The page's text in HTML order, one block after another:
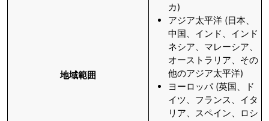
地域範囲
カ)
アジア太平洋 (日本、
中国、インド、インド
ネシア、マレーシア、
オーストラリア、その
他のアジア太平洋)
ヨーロッパ (英国、ド
イツ、フランス、イタ
リア、スペイン、ロシ